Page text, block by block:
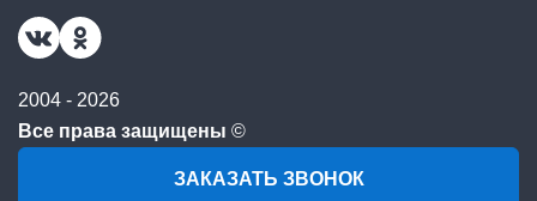
2004 - 2026
Все права защищены ©
ЗАКАЗАТЬ ЗВОНОК